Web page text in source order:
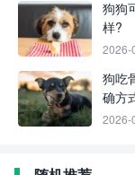
狗狗
样?
2026-
狗吃
确方
2026-